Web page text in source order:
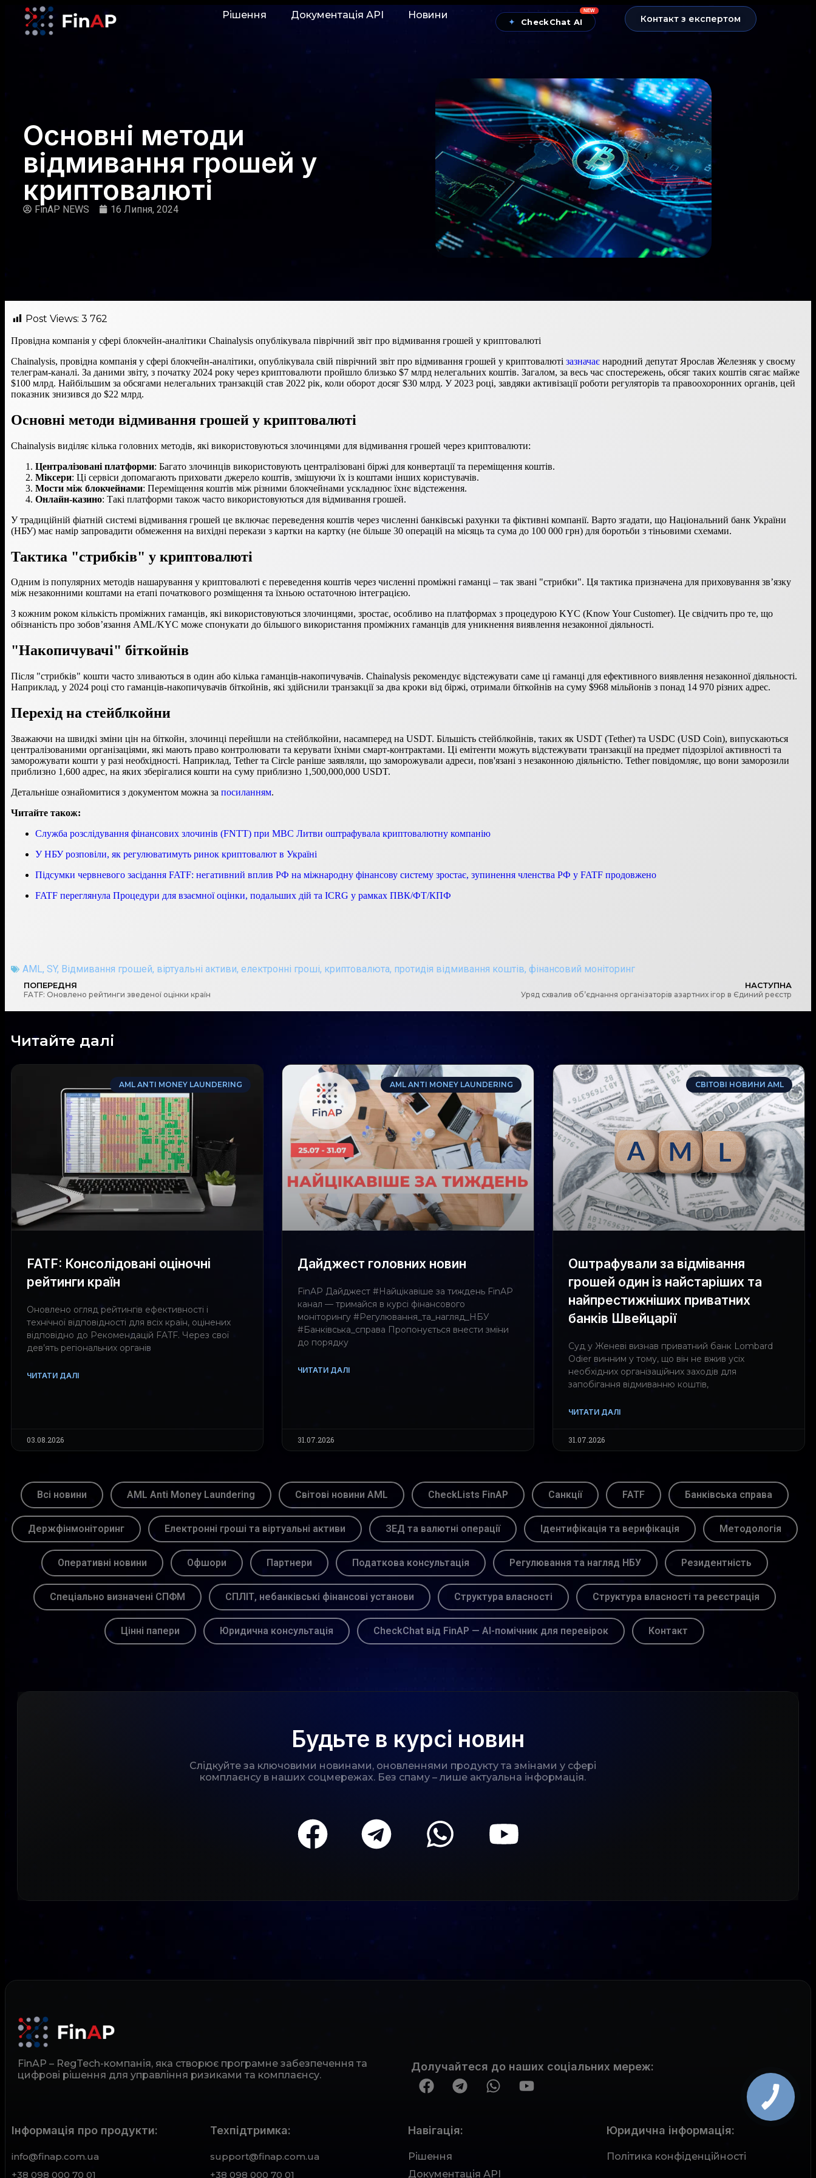
Рішення Документація АРІ Новини
✦ CheckChat AI
NEW
Контакт з експертом
Основні методи
відмивання грошей у
криптовалюті
FinAP NEWS 16 Липня, 2024
Post Views: 3 762
Провідна компанія у сфері блокчейн-аналітики Chainalysis опублікувала піврічний звіт про відмивання грошей у криптовалюті
Chainalysis, провідна компанія у сфері блокчейн-аналітики, опублікувала свій піврічний звіт про відмивання грошей у криптовалюті зазначає народний депутат Ярослав Железняк у своєму
телеграм-каналі. За даними звіту, з початку 2024 року через криптовалюти пройшло близько $7 млрд нелегальних коштів. Загалом, за весь час спостережень, обсяг таких коштів сягає майже
$100 млрд. Найбільшим за обсягами нелегальних транзакцій став 2022 рік, коли оборот досяг $30 млрд. У 2023 році, завдяки активізації роботи регуляторів та правоохоронних органів, цей
показник знизився до $22 млрд.
Основні методи відмивання грошей у криптовалюті
Chainalysis виділяє кілька головних методів, які використовуються злочинцями для відмивання грошей через криптовалюти:
Централізовані платформи: Багато злочинців використовують централізовані біржі для конвертації та переміщення коштів.
Міксери: Ці сервіси допомагають приховати джерело коштів, змішуючи їх із коштами інших користувачів.
Мости між блокчейнами: Переміщення коштів між різними блокчейнами ускладнює їхнє відстеження.
Онлайн-казино: Такі платформи також часто використовуються для відмивання грошей.
У традиційній фіатній системі відмивання грошей це включає переведення коштів через численні банківські рахунки та фіктивні компанії. Варто згадати, що Національний банк України
(НБУ) має намір запровадити обмеження на вихідні перекази з картки на картку (не більше 30 операцій на місяць та сума до 100 000 грн) для боротьби з тіньовими схемами.
Тактика "стрибків" у криптовалюті
Одним із популярних методів нашарування у криптовалюті є переведення коштів через численні проміжні гаманці – так звані "стрибки". Ця тактика призначена для приховування зв’язку
між незаконними коштами на етапі початкового розміщення та їхньою остаточною інтеграцією.
З кожним роком кількість проміжних гаманців, які використовуються злочинцями, зростає, особливо на платформах з процедурою KYC (Know Your Customer). Це свідчить про те, що
обізнаність про зобов’язання AML/KYC може спонукати до більшого використання проміжних гаманців для уникнення виявлення незаконної діяльності.
"Накопичувачі" біткойнів
Після "стрибків" кошти часто зливаються в один або кілька гаманців-накопичувачів. Chainalysis рекомендує відстежувати саме ці гаманці для ефективного виявлення незаконної діяльності.
Наприклад, у 2024 році сто гаманців-накопичувачів біткойнів, які здійснили транзакції за два кроки від біржі, отримали біткойнів на суму $968 мільйонів з понад 14 970 різних адрес.
Перехід на стейблкойни
Зважаючи на швидкі зміни цін на біткойн, злочинці перейшли на стейблкойни, насамперед на USDT. Більшість стейблкойнів, таких як USDT (Tether) та USDC (USD Coin), випускаються
централізованими організаціями, які мають право контролювати та керувати їхніми смарт-контрактами. Ці емітенти можуть відстежувати транзакції на предмет підозрілої активності та
заморожувати кошти у разі необхідності. Наприклад, Tether та Circle раніше заявляли, що заморожували адреси, пов'язані з незаконною діяльністю. Tether повідомляє, що вони заморозили
приблизно 1,600 адрес, на яких зберігалися кошти на суму приблизно 1,500,000,000 USDT.
Детальніше ознайомитися з документом можна за посиланням.
Читайте також:
Служба розслідування фінансових злочинів (FNTT) при МВС Литви оштрафувала криптовалютну компанію
У НБУ розповіли, як регулюватимуть ринок криптовалют в Україні
Підсумки червневого засідання FATF: негативний вплив РФ на міжнародну фінансову систему зростає, зупинення членства РФ у FATF продовжено
FATF переглянула Процедури для взаємної оцінки, подальших дій та ICRG у рамках ПВК/ФТ/КПФ
AML, SY, Відмивання грошей, віртуальні активи, електронні гроші, криптовалюта, протидія відмивання коштів, фінансовий моніторинг
ПОПЕРЕДНЯ
FATF: Оновлено рейтинги зведеної оцінки країн
НАСТУПНА
Уряд схвалив обʼєднання організаторів азартних ігор в Єдиний реєстр
Читайте далі
AML ANTI MONEY LAUNDERING
FATF: Консолідовані оціночні
рейтинги країн
Оновлено огляд рейтингів ефективності і
технічної відповідності для всіх країн, оцінених
відповідно до Рекомендацій FATF. Через свої
дев’ять регіональних органів
ЧИТАТИ ДАЛІ
03.08.2026
AML ANTI MONEY LAUNDERING
Дайджест головних новин
FinAP Дайджест #Найцікавіше за тиждень FinAP
канал — тримайся в курсі фінансового
моніторингу #Регулювання_та_нагляд_НБУ
#Банківська_справа Пропонується внести зміни
до порядку
ЧИТАТИ ДАЛІ
31.07.2026
СВІТОВІ НОВИНИ AML
Оштрафували за відмівання
грошей один із найстаріших та
найпрестижніших приватних
банків Швейцарії
Суд у Женеві визнав приватний банк Lombard
Odier винним у тому, що він не вжив усіх
необхідних організаційних заходів для
запобігання відмиванню коштів,
ЧИТАТИ ДАЛІ
31.07.2026
Всі новини AML Anti Money Laundering Світові новини AML CheckLists FinAP Санкції FATF Банківська справа
Держфінмоніторинг Електронні гроші та віртуальні активи ЗЕД та валютні операції Ідентифікація та верифікація Методологія
Оперативні новини Офшори Партнери Податкова консультація Регулювання та нагляд НБУ Резидентність
Спеціально визначені СПФМ СПЛІТ, небанківські фінансові установи Структура власності Структура власності та реєстрація
Цінні папери Юридична консультація CheckChat від FinAP — AI-помічник для перевірок Контакт
Будьте в курсі новин
Слідкуйте за ключовими новинами, оновленнями продукту та змінами у сфері
комплаєнсу в наших соцмережах. Без спаму – лише актуальна інформація.
FinAP – RegTech-компанія, яка створює програмне забезпечення та
цифрові рішення для управління ризиками та комплаєнсу.
Долучайтеся до наших соціальних мереж:
Інформація про продукти:
info@finap.com.ua
+38 098 000 70 01
Техпідтримка:
support@finap.com.ua
+38 098 000 70 01
Рішення
Документація АРІ
Навігація: Юридична інформація:
Політика конфіденційності